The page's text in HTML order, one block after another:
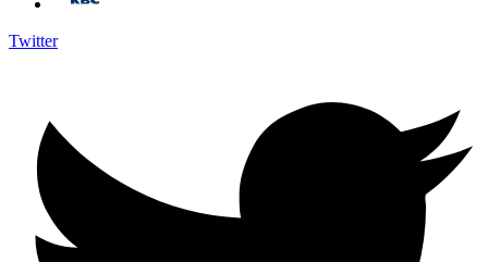
Twitter